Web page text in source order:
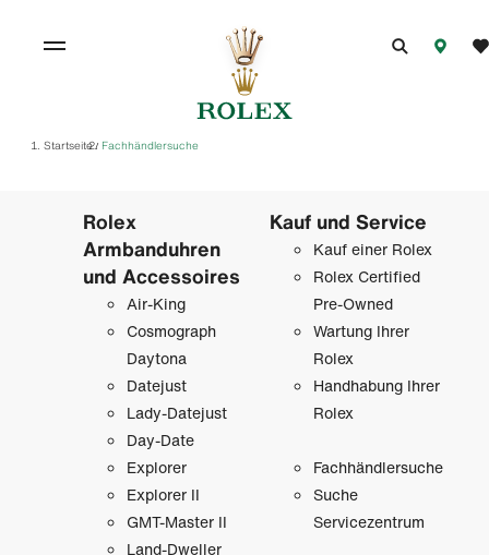
Startseite/ Fachhändlersuche
Rolex
Armbanduhren
und Accessoires
Air-King
Cosmograph
Daytona
Datejust
Lady-Datejust
Day-Date
Explorer
Explorer II
GMT-Master II
Land-Dweller
Kauf und Service
Kauf einer Rolex
Rolex Certified
Pre-Owned
Wartung Ihrer
Rolex
Handhabung Ihrer
Rolex
Fachhändlersuche
Suche
Servicezentrum